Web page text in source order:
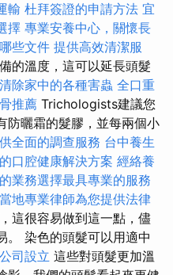
輸 杜拜簽證的申請方法 宜
擇 專業安養中心，關懷長
些文件 提供高效清潔服
的溫度，這可以延長頭髮
除家中的各種害蟲 全口重
推薦 Trichologists建議您
防曬霜的髮膠，並每兩個小
全面的調查服務 台中養生
口腔健康解決方案 經絡養
業務選擇最具專業的服務
地專業律師為您提供法律
這很容易做到這一點，儘
。 染色的頭髮可以用適中
司設立 這些對頭髮更加溫